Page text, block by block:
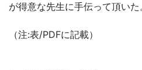
が得意な先生に手伝って頂いた
（注:表/PDFに記載）